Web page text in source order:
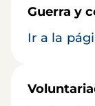
Guerra y
Ir a la